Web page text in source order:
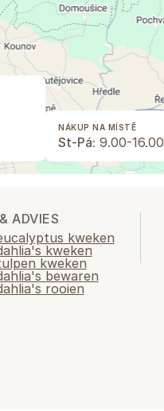
NÁKUP NA MÍSTĚ
St-Pá: 9.00-16.00
ADVIES
kweken
kweken
kweken
bewaren
rooien